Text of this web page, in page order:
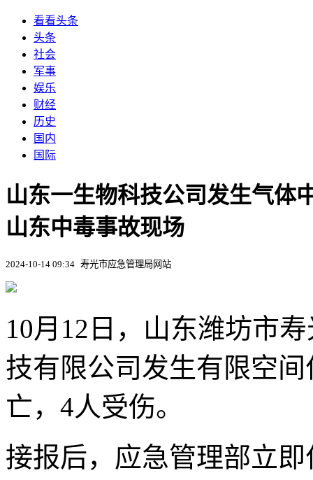
看看头条
头条
社会
军事
娱乐
财经
历史
国内
国际
山东一生物科技公司发生气体
山东中毒事故现场
2024-10-14 09:34 寿光市应急管理局网站
10月12日，山东潍坊市
技有限公司发生有限空
亡，4人受伤。
接报后，应急管理部立